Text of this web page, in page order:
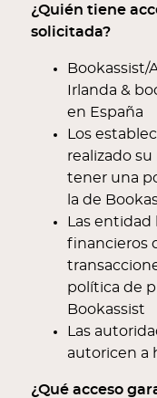
¿Quién tiene
solicitada?
Bookassist/
Irlanda &
en España
Los
realizado
tener una
la de
Las entidad
financieros
política de
Bookassist
Las
autoricen a
¿Qué acceso